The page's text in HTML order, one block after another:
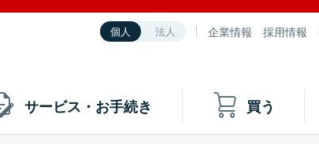
個人 法人 企業情報 採用情報
サービス・お手続き 買う